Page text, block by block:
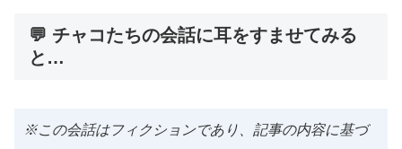
💬 チャコたちの会話に耳をすませてみる
と…
※この会話はフィクションであり、記事の内容に基づ